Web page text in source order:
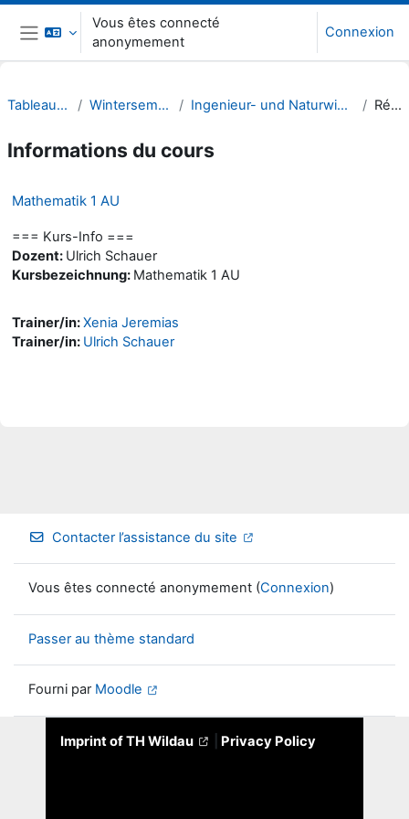
Passer au contenu principal
Panneau latéral
Vous êtes connecté
anonymement
Connexion
Tableau de bord Wintersemester 21/22 Ingenieur- und Naturwissenschaften (INW) Résumé
Informations du cours
Mathematik 1 AU
=== Kurs-Info ===
Dozent: Ulrich Schauer
Kursbezeichnung: Mathematik 1 AU
Trainer/in:Xenia Jeremias
Trainer/in: Ulrich Schauer
Contacter l’assistance du site
Vous êtes connecté anonymement (Connexion)
Passer au thème standard
Fourni par Moodle
Imprint of TH Wildau Privacy Policy